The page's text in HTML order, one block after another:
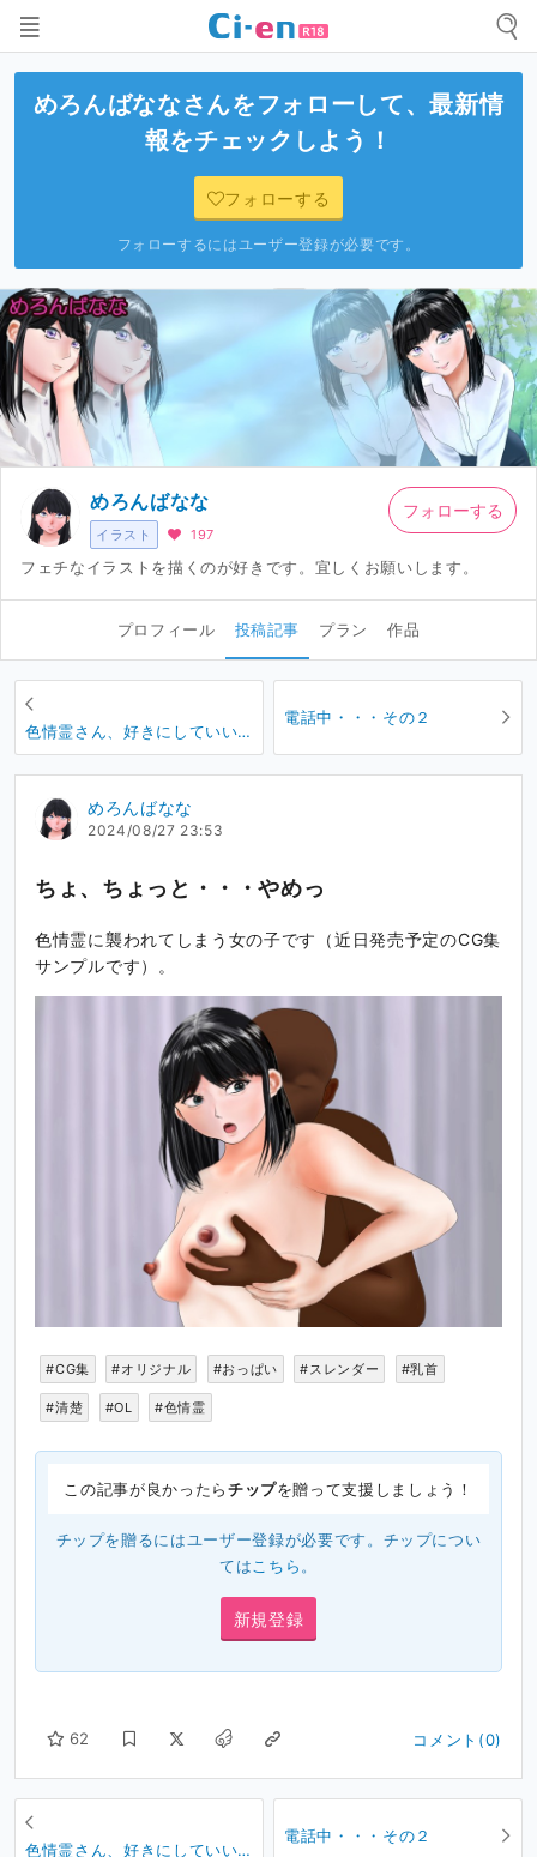
めろんばななさんをフォローして、最新情
報をチェックしよう！
フォローする
フォローするにはユーザー登録が必要です。
イラスト
めろんばなな
197
フェチなイラストを描くのが好きです。宜しくお願いします。
フォローする
プロフィール 投稿記事 プラン 作品
色情霊さん、好きにしていい
よ・・・
電話中・・・その２
めろんばなな
2024/08/27 23:53
ちょ、ちょっと・・・やめっ
色情霊に襲われてしまう女の子です（近日発売予定のCG集
サンプルです）。
#CG集 #オリジナル #おっぱい #スレンダー #乳首
#清楚 #OL #色情霊
この記事が良かったらチップを贈って支援しましょう！
チップを贈るにはユーザー登録が必要です。チップについ
ては こちら 。
新規登録
62 コメント(0)
色情霊さん、好きにしていい
電話中・・・その２